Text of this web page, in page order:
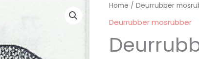
Home / Deurrubber
Deurrubber mosrubber
Deurrubber
Jaguar